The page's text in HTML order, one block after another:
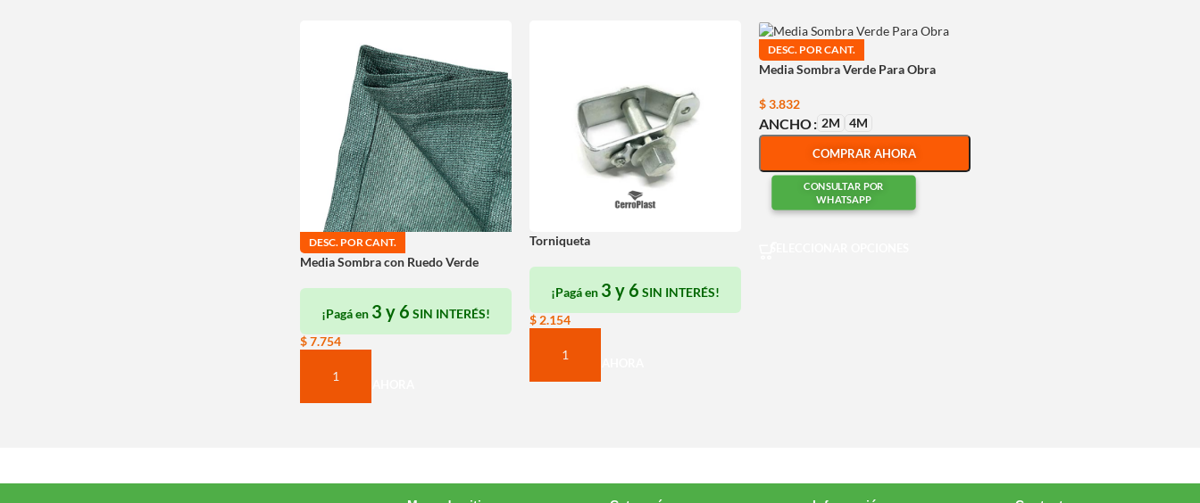
DESC. POR CANT.
Media Sombra con Ruedo Verde
¡Pagá en 3 y 6 SIN INTERÉS!
$7.754
COMPRAR AHORA
Torniqueta
¡Pagá en 3 y 6 SIN INTERÉS!
$2.154
COMPRAR AHORA
DESC. POR CANT.
Media Sombra Verde Para Obra
$3.832
ANCHO 2M 4M
COMPRAR AHORA
CONSULTAR POR
WHATSAPP